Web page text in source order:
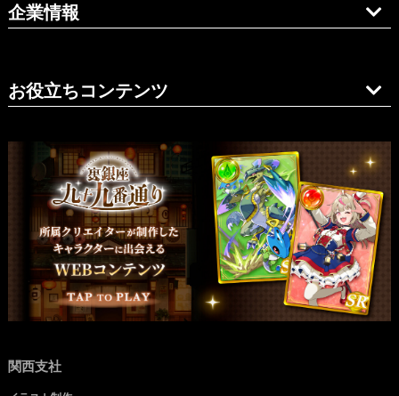
企業情報
お役立ちコンテンツ
関西支社